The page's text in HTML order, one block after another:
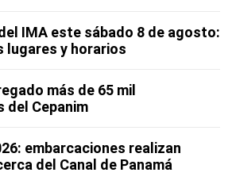
IMA este sábado 8 de agosto:
lugares y horarios
más de 65 mil
Cepanim
embarcaciones realizan
del Canal de Panamá